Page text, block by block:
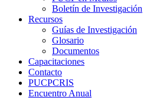
Boletín de Investigación
Recursos
Guías de Investigación
Glosario
Documentos
Capacitaciones
Contacto
PUCPCRIS
Encuentro Anual